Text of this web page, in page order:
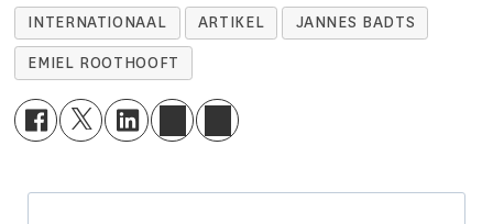
INTERNATIONAAL ARTIKEL JANNES BADTS
EMIEL ROOTHOOFT